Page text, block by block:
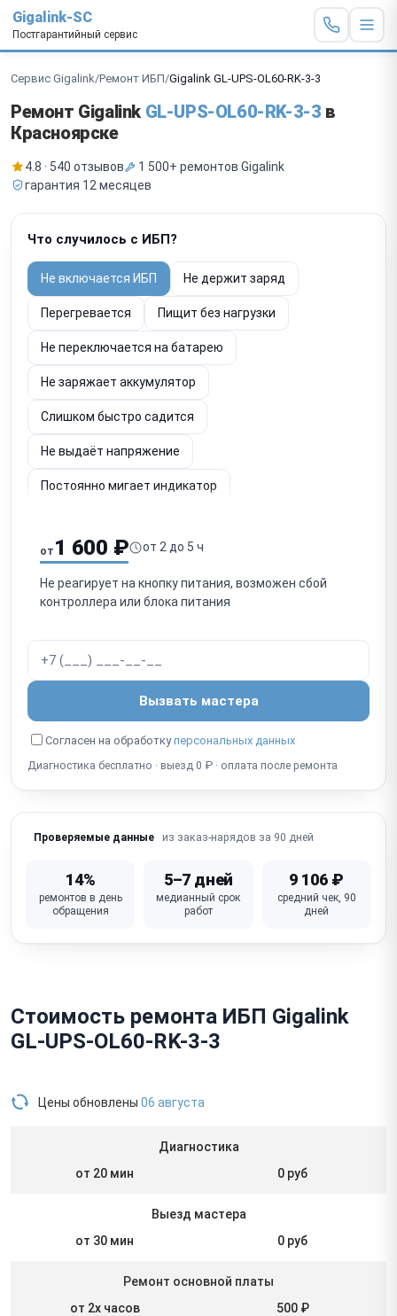
Gigalink-SC
Постгарантийный сервис
Сервис Gigalink/Ремонт ИБП/Gigalink GL-UPS-OL60-RK-3-3
Ремонт Gigalink GL-UPS-OL60-RK-3-3 в
Красноярске
4.8 · 540 отзывов
1 500+ ремонтов Gigalink
гарантия 12 месяцев
Что случилось с ИБП?
Не включается ИБП Не держит заряд
Перегревается Пищит без нагрузки
Не переключается на батарею
Не заряжает аккумулятор
Слишком быстро садится
Не выдаёт напряжение
Постоянно мигает индикатор
Срабатывает защита Запах гари
Не включается после отключения
от 1 600 ₽ от 2 до 5 ч
Не реагирует на кнопку питания, возможен сбой
контроллера или блока питания
Вызвать мастера
Согласен на обработкуперсональных данных
Диагностика бесплатно · выезд 0 ₽ · оплата после ремонта
Проверяемые данные из заказ-нарядов за 90 дней
14%
ремонтов в день
обращения
5–7 дней
медианный срок
работ
9 106 ₽
средний чек, 90
дней
Стоимость ремонта ИБП Gigalink
GL-UPS-OL60-RK-3-3
Цены обновлены 06 августа
Диагностика
от 20 мин
0 руб
Выезд мастера
от 30 мин
0 руб
Ремонт основной платы
от 2х часов
500 ₽